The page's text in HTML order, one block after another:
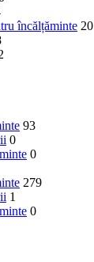
încălțăminte 20
93
0
0
279
1
0